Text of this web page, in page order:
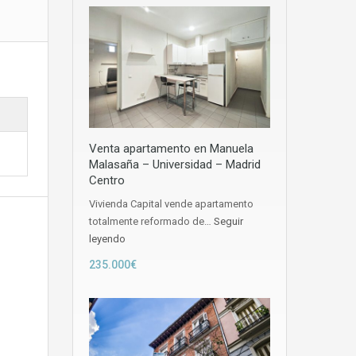
Venta apartamento en Manuela
Malasaña – Universidad – Madrid
Centro
Vivienda Capital vende apartamento
totalmente reformado de… Seguir
leyendo
235.000€